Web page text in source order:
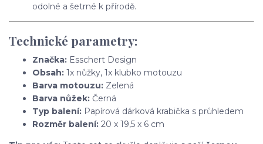
odolné a šetrné k přírodě.
Technické parametry:
Značka: Esschert Design
Obsah: 1x nůžky, 1x klubko motouzu
Barva motouzu: Zelená
Barva nůžek: Černá
Typ balení: Papírová dárková krabička s průhledem
Rozměr balení: 20 x 19,5 x 6 cm